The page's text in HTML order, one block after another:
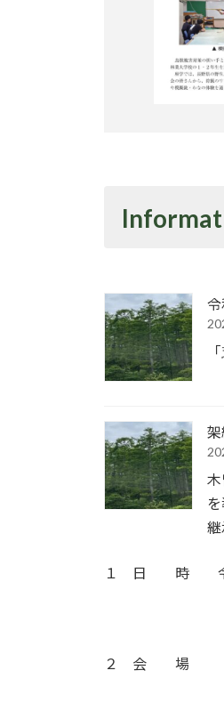
令
「
継
１ 日 時 令和８
２月６日
２ 会 場 （2/5